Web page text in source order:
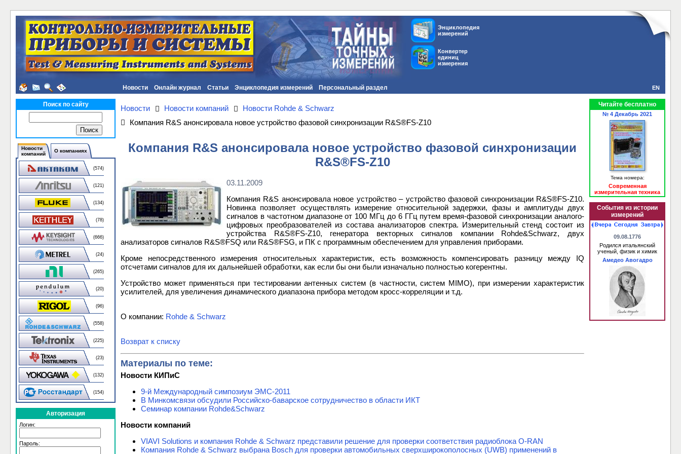
Энциклопедия
измерений
Конвертер
единиц
измерения
Новости Онлайн журнал Статьи Энциклопедия измерений Персональный раздел EN
Поиск по сайту
Новости
компаний
О компаниях
(574)
(121)
(134)
(78)
(666)
(24)
(265)
(20)
(96)
(558)
(225)
(23)
(132)
(154)
Авторизация
Логин:
Пароль:
Новости Новости компаний
Новости Rohde & Schwarz
Компания R&S анонсировала новое устройство фазовой синхронизации R&S®FS-Z10
Компания R&S анонсировала новое устройство фазовой синхронизации
R&S®FS-Z10
03.11.2009
Компания R&S анонсировала новое устройство – устройство фазовой синхронизации R&S®FS-Z10.
Новинка позволяет осуществлять измерение относительной задержки, фазы и амплитуды двух
сигналов в частотном диапазоне от 100 МГц до 6 ГГц путем время-фазовой синхронизации аналого-
цифровых преобразователей из состава анализаторов спектра. Измерительный стенд состоит из
устройства R&S®FS-Z10, генератора векторных сигналов компании Rohde&Schwarz, двух
анализаторов сигналов R&S®FSQ или R&S®FSG, и ПК с программным обеспечением для управления приборами.
Кроме непосредственного измерения относительных характеристик, есть возможность компенсировать разницу между IQ
отсчетами сигналов для их дальнейшей обработки, как если бы они были изначально полностью когерентны.
Устройство может применяться при тестировании антенных систем (в частности, систем MIMO), при измерении характеристик
усилителей, для увеличения динамического диапазона прибора методом кросс-корреляции и т.д.
О компании: Rohde & Schwarz
Возврат к списку
Материалы по теме:
Новости КИПиС
9-й Международный симпозиум ЭМС-2011
В Минкомсвязи обсудили Российско-баварское сотрудничество в области ИКТ
Семинар компании Rohde&Schwarz
Новости компаний
VIAVI Solutions и компания Rohde & Schwarz представили решение для проверки соответствия радиоблока O-RAN
Компания Rohde & Schwarz выбрана Bosch для проверки автомобильных сверхширокополосных (UWB) применений в
Читайте бесплатно
№ 4 Декабрь 2021
Тема номера:
Современная
измерительная техника
События из истории
измерений
09.08.1776
Родился итальянский
ученый, физик и химик
Амедео Авогадро